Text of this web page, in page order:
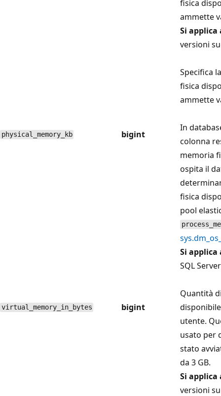
fisica
ammette
physical_memory_kb bigint
Si applica
versioni
Specifica
fisica
ammette
In
colonna
memoria
ospita il
fisica
pool
virtual_memory_in_bytes bigint
Si applica
SQL
Quantità
utente.
usato per
stato
da 3 GB.
Si applica
versioni